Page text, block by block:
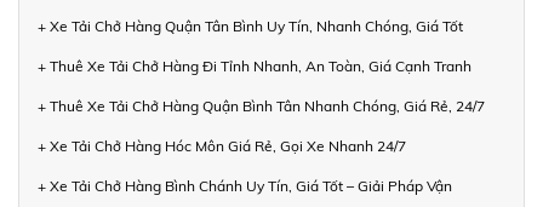
+ Xe Tải Chở Hàng Quận Tân Bình Uy Tín, Nhanh Chóng, Giá Tốt
+ Thuê Xe Tải Chở Hàng Đi Tỉnh Nhanh, An Toàn, Giá Cạnh Tranh
+ Thuê Xe Tải Chở Hàng Quận Bình Tân Nhanh Chóng, Giá Rẻ, 24/7
+ Xe Tải Chở Hàng Hóc Môn Giá Rẻ, Gọi Xe Nhanh 24/7
+ Xe Tải Chở Hàng Bình Chánh Uy Tín, Giá Tốt – Giải Pháp Vận